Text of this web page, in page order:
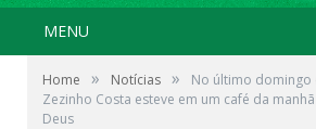
MENU
Home » Notícias »
No último domingo
Zezinho Costa esteve em um café da
Deus